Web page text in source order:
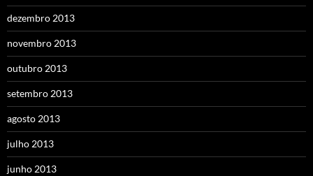
dezembro 2013
novembro 2013
outubro 2013
setembro 2013
agosto 2013
julho 2013
junho 2013